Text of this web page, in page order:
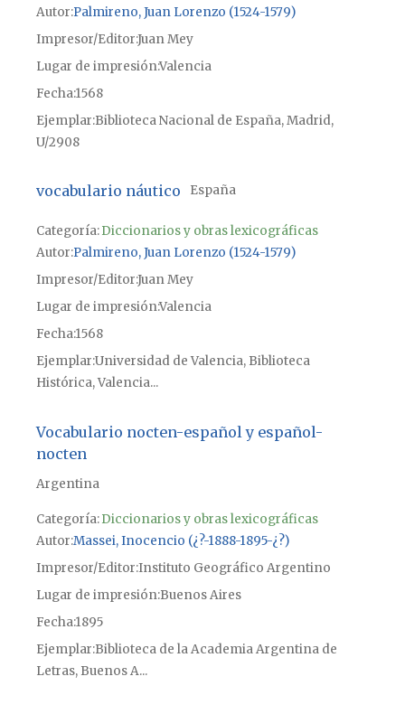
Autor Palmireno, Juan Lorenzo (1524-1579)
Impresor/EditorJuan Mey
Lugar de impresiónValencia
Fecha1568
Ejemplar Biblioteca Nacional de España, Madrid,
U/2908
vocabulario náutico España
Categoría:Diccionarios y obras lexicográficas
Autor Palmireno, Juan Lorenzo (1524-1579)
Impresor/EditorJuan Mey
Lugar de impresiónValencia
Fecha1568
Ejemplar Universidad de Valencia, Biblioteca
Histórica, Valencia...
Vocabulario nocten-español y español-
nocten
Argentina
Categoría:Diccionarios y obras lexicográficas
Autor Massei, Inocencio (¿?-1888-1895-¿?)
Impresor/Editor Instituto Geográfico Argentino
Lugar de impresiónBuenos Aires
Fecha1895
Ejemplar Biblioteca de la Academia Argentina de
Letras, Buenos A...